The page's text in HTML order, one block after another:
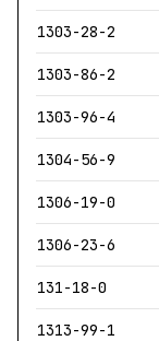
1303-28-2
1303-86-2
1303-96-4
1304-56-9
1306-19-0
1306-23-6
131-18-0
1313-99-1